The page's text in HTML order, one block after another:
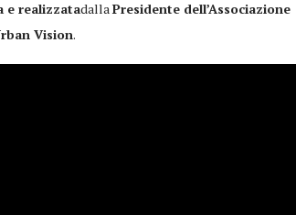
e realizzatadallaPresidente dell’Associazione
Vision.